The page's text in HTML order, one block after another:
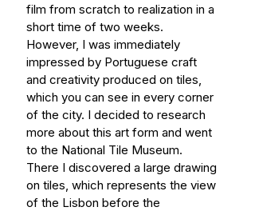
film from scratch to realization in a
short time of two weeks.
However, I was immediately
impressed by Portuguese craft
and creativity produced on tiles,
which you can see in every corner
of the city. I decided to research
more about this art form and went
to the National Tile Museum.
There I discovered a large drawing
on tiles, which represents the view
of the Lisbon before the